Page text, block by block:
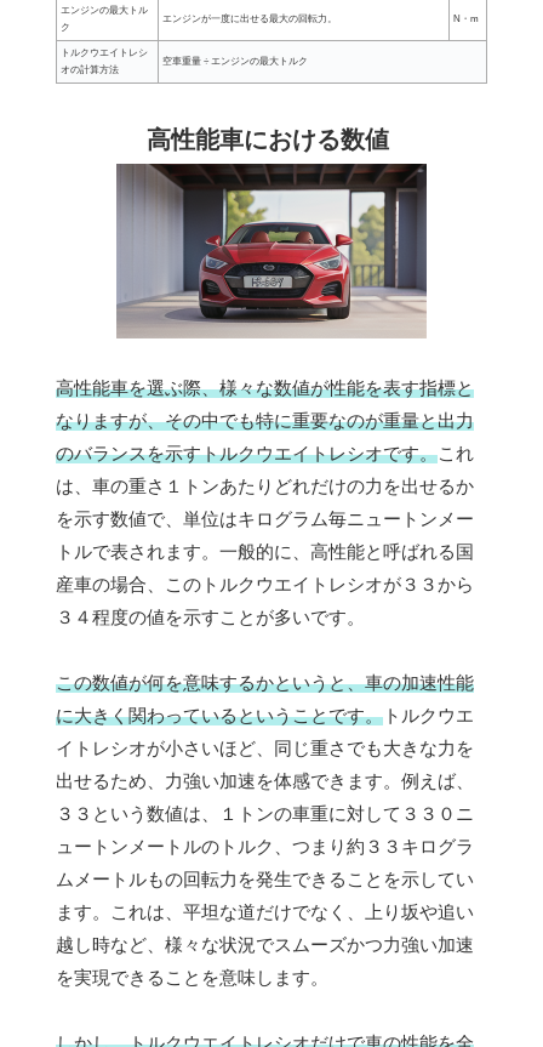
エンジンの最大トル
ク
エンジンが一度に出せる最大の回転力。 N・m
トルクウエイトレシ
オの計算方法
空車重量 ÷ エンジンの最大トルク
高性能車における数値
高性能車を選ぶ際、様々な数値が性能を表す指標と
なりますが、その中でも特に重要なのが重量と出力
のバランスを示すトルクウエイトレシオです。これ
は、車の重さ１トンあたりどれだけの力を出せるか
を示す数値で、単位はキログラム毎ニュートンメー
トルで表されます。一般的に、高性能と呼ばれる国
産車の場合、このトルクウエイトレシオが３３から
３４程度の値を示すことが多いです。
この数値が何を意味するかというと、車の加速性能
に大きく関わっているということです。 トルクウエ
イトレシオが小さいほど、同じ重さでも大きな力を
出せるため、力強い加速を体感できます。例えば、
３３という数値は、１トンの車重に対して３３０ニ
ュートンメートルのトルク、つまり約３３キログラ
ムメートルもの回転力を発生できることを示してい
ます。これは、平坦な道だけでなく、上り坂や追い
越し時など、様々な状況でスムーズかつ力強い加速
を実現できることを意味します。
しかし、トルクウエイトレシオだけで車の性能を全